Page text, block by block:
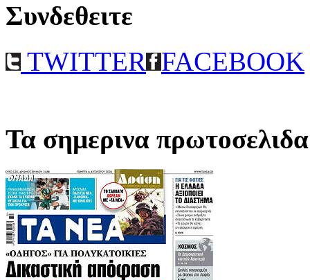
Συνδεθειτε
TWITTER FACEBOOK
Τα σημερινα πρωτοσελιδα